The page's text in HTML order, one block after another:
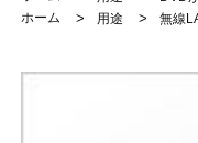
ホーム
> 用途 > 無線